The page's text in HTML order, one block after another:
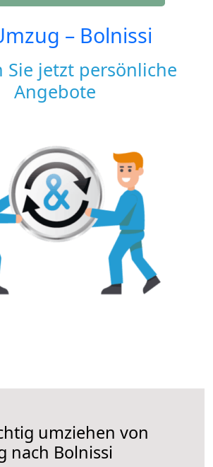
– Bolnissi
Sie jetzt persönliche
Angebote
umziehen von
nach Bolnissi